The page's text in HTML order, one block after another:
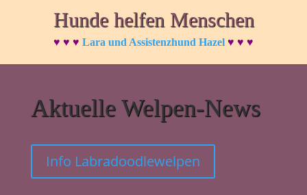
Hunde helfen Menschen
♥ ♥ ♥ Lara und Assistenzhund Hazel ♥ ♥ ♥
Aktuelle Welpen-News
Info Labradoodlewelpen